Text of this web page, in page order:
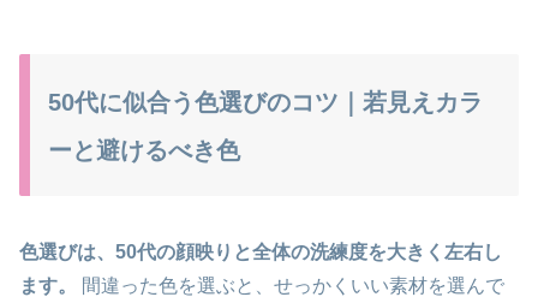
50代に似合う色選びのコツ｜若見えカラ
ーと避けるべき色
色選びは、50代の顔映りと全体の洗練度を大きく左右し
ます。
間違った色を選ぶと、せっかくいい素材を選んで